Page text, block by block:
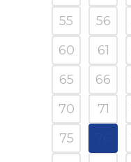
55
56
60
61
65
66
70
71
75